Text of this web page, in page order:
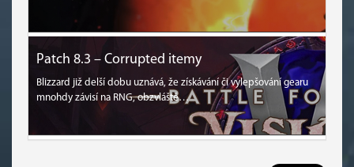
Patch 8.3 – Corrupted itemy
Blizzard již delší dobu uznává, že získávání či vylepšování gearu
mnohdy závisí na RNG, obzvláště…